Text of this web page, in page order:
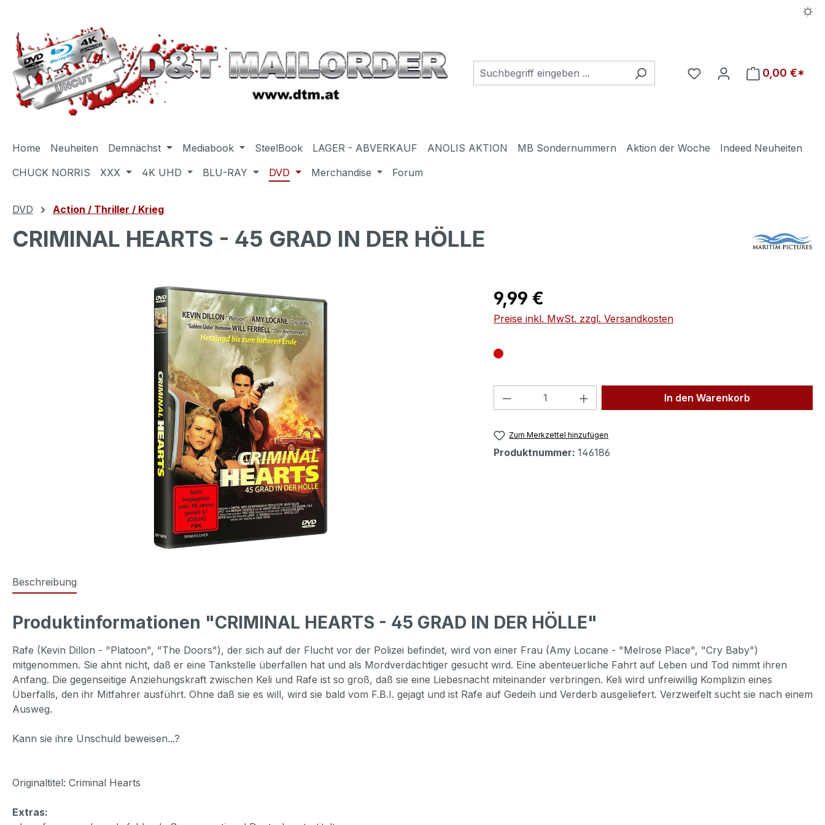
Du hast 0 Produkte auf
0,00 €*
Home Neuheiten Demnächst Mediabook SteelBook LAGER - ABVERKAUF ANOLIS AKTION MB Sondernummern Aktion der Woche
Indeed Neuheiten
CHUCK NORRIS
XXX 4K UHD BLU-RAY DVD Merchandise Forum
DVD Action / Thriller / Krieg
CRIMINAL HEARTS - 45 GRAD IN DER HÖLLE
Regulärer Preis:
9,99 €
Preise inkl. MwSt. zzgl. Versandkosten
Produkt Anzahl: Gib den gewünschten Wert
In den Warenkorb
Zum Merkzettel hinzufügen
Produktnummer: 146186
Beschreibung
Produktinformationen "CRIMINAL HEARTS - 45 GRAD IN DER HÖLLE"
Rafe (Kevin Dillon - "Platoon", "The Doors"), der sich auf der Flucht vor der Polizei befindet, wird von einer Frau (Amy Locane - "Melrose Place", "Cry Baby")
mitgenommen. Sie ahnt nicht, daß er eine Tankstelle überfallen hat und als Mordverdächtiger gesucht wird. Eine abenteuerliche Fahrt auf Leben und Tod nimmt ihren
Anfang. Die gegenseitige Anziehungskraft zwischen Keli und Rafe ist so groß, daß sie eine Liebesnacht miteinander verbringen. Keli wird unfreiwillig Komplizin eines
Überfalls, den ihr Mitfahrer ausführt. Ohne daß sie es will, wird sie bald vom F.B.I. gejagt und ist Rafe auf Gedeih und Verderb ausgeliefert. Verzweifelt sucht sie nach einem
Ausweg.
Kann sie ihre Unschuld beweisen...?
Originaltitel: Criminal Hearts
Extras: